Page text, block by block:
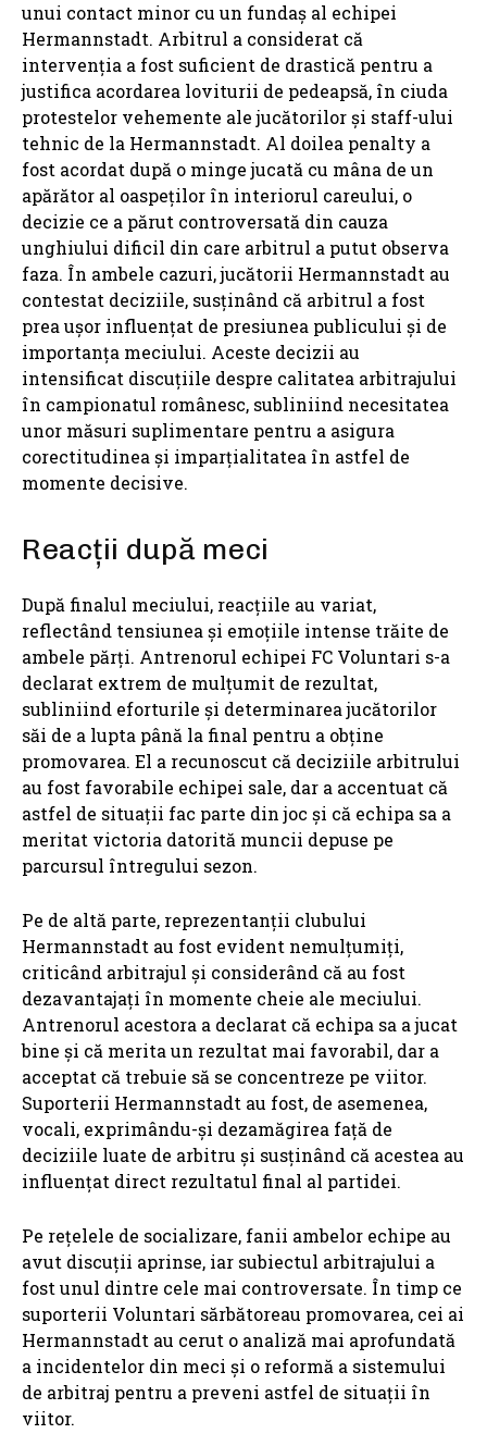
unui contact minor cu un fundaș al echipei
Hermannstadt. Arbitrul a considerat că
intervenția a fost suficient de drastică pentru a
justifica acordarea loviturii de pedeapsă, în ciuda
protestelor vehemente ale jucătorilor și staff-ului
tehnic de la Hermannstadt. Al doilea penalty a
fost acordat după o minge jucată cu mâna de un
apărător al oaspeților în interiorul careului, o
decizie ce a părut controversată din cauza
unghiului dificil din care arbitrul a putut observa
faza. În ambele cazuri, jucătorii Hermannstadt au
contestat deciziile, susținând că arbitrul a fost
prea ușor influențat de presiunea publicului și de
importanța meciului. Aceste decizii au
intensificat discuțiile despre calitatea arbitrajului
în campionatul românesc, subliniind necesitatea
unor măsuri suplimentare pentru a asigura
corectitudinea și imparțialitatea în astfel de
momente decisive.
Reacții după meci
După finalul meciului, reacțiile au variat,
reflectând tensiunea și emoțiile intense trăite de
ambele părți. Antrenorul echipei FC Voluntari s-a
declarat extrem de mulțumit de rezultat,
subliniind eforturile și determinarea jucătorilor
săi de a lupta până la final pentru a obține
promovarea. El a recunoscut că deciziile arbitrului
au fost favorabile echipei sale, dar a accentuat că
astfel de situații fac parte din joc și că echipa sa a
meritat victoria datorită muncii depuse pe
parcursul întregului sezon.
Pe de altă parte, reprezentanții clubului
Hermannstadt au fost evident nemulțumiți,
criticând arbitrajul și considerând că au fost
dezavantajați în momente cheie ale meciului.
Antrenorul acestora a declarat că echipa sa a jucat
bine și că merita un rezultat mai favorabil, dar a
acceptat că trebuie să se concentreze pe viitor.
Suporterii Hermannstadt au fost, de asemenea,
vocali, exprimându-și dezamăgirea față de
deciziile luate de arbitru și susținând că acestea au
influențat direct rezultatul final al partidei.
Pe rețelele de socializare, fanii ambelor echipe au
avut discuții aprinse, iar subiectul arbitrajului a
fost unul dintre cele mai controversate. În timp ce
suporterii Voluntari sărbătoreau promovarea, cei ai
Hermannstadt au cerut o analiză mai aprofundată
a incidentelor din meci și o reformă a sistemului
de arbitraj pentru a preveni astfel de situații în
viitor.